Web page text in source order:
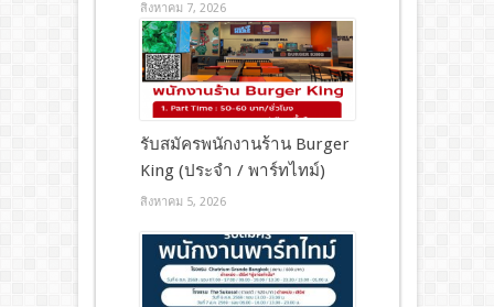
สิงหาคม 7, 2026
รับสมัครพนักงานร้าน Burger
King (ประจำ / พาร์ทไทม์)
สิงหาคม 5, 2026